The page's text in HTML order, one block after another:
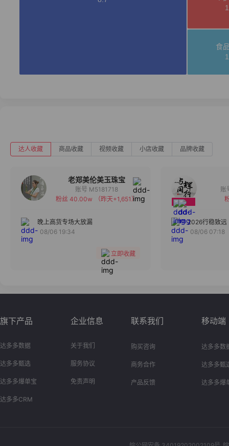
达人收藏 商品收藏 视频收藏 小店收藏 品牌收藏
老郑美伦美玉珠宝
备注
分组
账号 M5181718
粉丝 40.00w
（昨天+1,651）
晚上高货专场大放漏
08/06 19:34
立即收藏
2026行稳致远
08/06 07:18
旗下产品
达多多数据
达多多甄选
达多多爆单宝
达多多CRM
企业信息
关于我们
服务协议
免责声明
联系我们
购买咨询
商务合作
产品反馈
移动端
达多多数
达多多甄
达多多爆